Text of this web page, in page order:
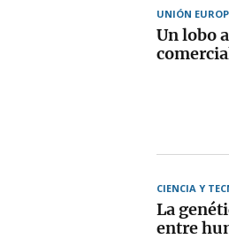
UNIÓN
Un lobo
CIENCIA Y
La
entre